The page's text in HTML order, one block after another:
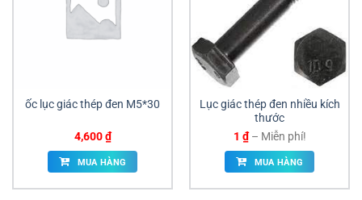
ốc lục giác thép đen M5*30
4,600₫
MUA HÀNG
Lục giác thép đen nhiều kích
thước
1 ₫ – Miễn phí!Khoảng
từ
Miễn
MUA HÀNG